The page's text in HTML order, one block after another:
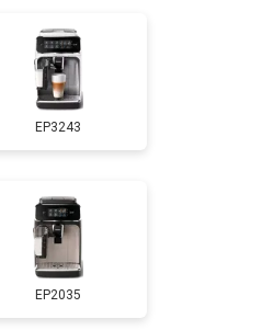
EP3243
EP2035